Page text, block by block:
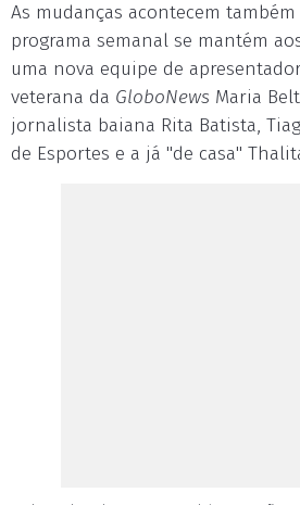
As mudanças acontecem
programa semanal se mantém
uma nova equipe de
veterana da GloboNews Maria
jornalista baiana Rita Batista,
de Esportes e a já "de casa"